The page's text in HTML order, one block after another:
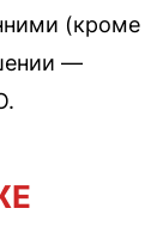
(кроме
—